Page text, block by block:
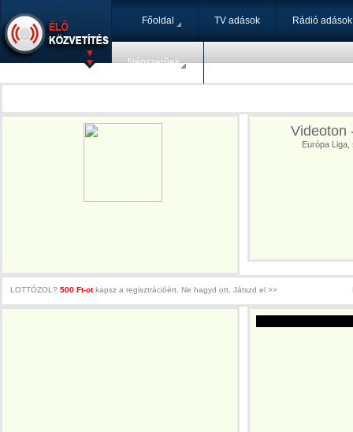
Főoldal TV adások Rádió adások
Népszerűek
Videoton
Európa
LOTTÓZOL? 500 Ft-otkapsz a regisztrációért. Ne hagyd ott, Játszd el >>